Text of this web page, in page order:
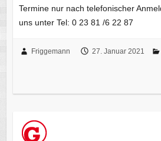
Termine nur nach telefonischer
uns unter Tel: 0 23 81 /6 22 87
Friggemann 27. Januar 2021